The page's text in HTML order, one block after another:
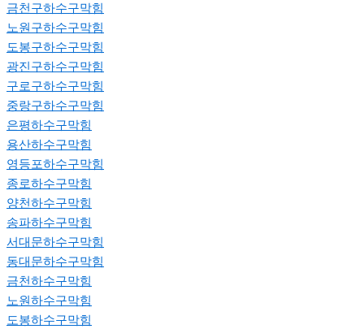
금천구하수구막힘
노원구하수구막힘
도봉구하수구막힘
광진구하수구막힘
구로구하수구막힘
중랑구하수구막힘
은평하수구막힘
용산하수구막힘
영등포하수구막힘
종로하수구막힘
양천하수구막힘
송파하수구막힘
서대문하수구막힘
동대문하수구막힘
금천하수구막힘
노원하수구막힘
도봉하수구막힘